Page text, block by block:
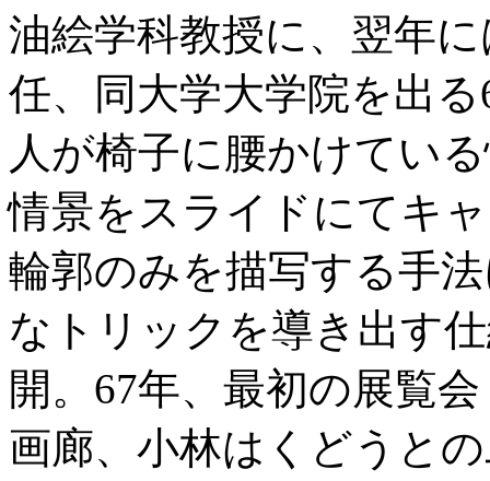
油絵学科教授に、翌年
任、同大学大学院を出
人が椅子に腰かけてい
情景をスライドにてキ
輪郭のみを描写する手
なトリックを導き出す
開。67年、最初の展覧
画廊、小林はくどうと